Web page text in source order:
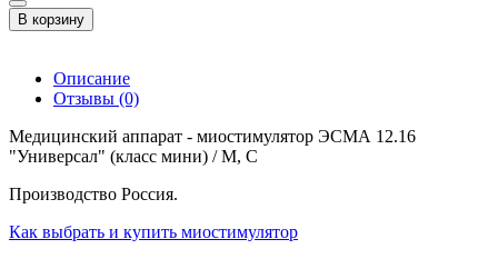
В корзину
Описание
Отзывы (0)
Медицинский аппарат - миостимулятор ЭСМА 12.16
"Универсал" (класс мини) / М, С
Производство Россия.
Как выбрать и купить миостимулятор